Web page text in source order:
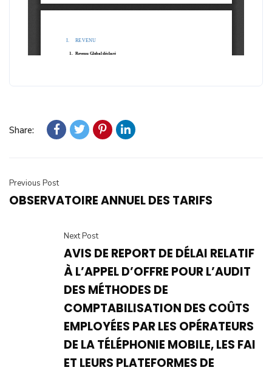
Share:
Previous Post
OBSERVATOIRE ANNUEL DES TARIFS
Next Post
AVIS DE REPORT DE DÉLAI RELATIF
À L’APPEL D’OFFRE POUR L’AUDIT
DES MÉTHODES DE
COMPTABILISATION DES COÛTS
EMPLOYÉES PAR LES OPÉRATEURS
DE LA TÉLÉPHONIE MOBILE, LES FAI
ET LEURS PLATEFORMES DE